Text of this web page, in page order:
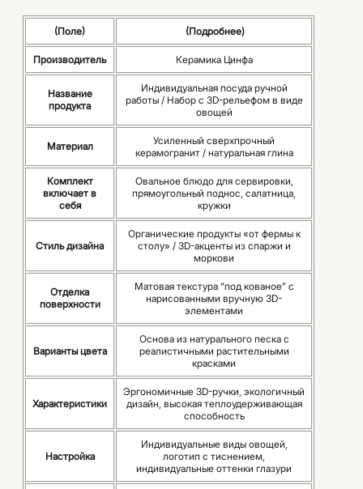
(Поле) (Подробнее)
Производитель Керамика Цинфа
Название
продукта
Индивидуальная посуда ручной
работы / Набор с 3D-рельефом в виде
овощей
Материал
Усиленный сверхпрочный
керамогранит / натуральная глина
Комплект
включает в
себя
Овальное блюдо для сервировки,
прямоугольный поднос, салатница,
кружки
Стиль дизайна
Органические продукты «от фермы к
столу» / 3D-акценты из спаржи и
моркови
Отделка
поверхности
Матовая текстура “под кованое” с
нарисованными вручную 3D-
элементами
Варианты цвета
Основа из натурального песка с
реалистичными растительными
красками
Характеристики
Эргономичные 3D-ручки, экологичный
дизайн, высокая теплоудерживающая
способность
Настройка
Индивидуальные виды овощей,
логотип с тиснением,
индивидуальные оттенки глазури